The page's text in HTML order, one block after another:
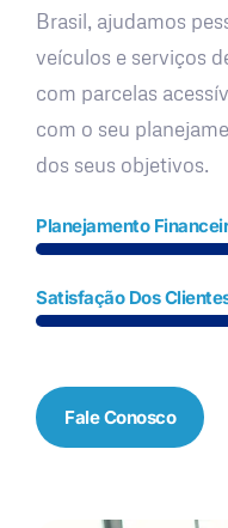
Brasil, ajudamos
veículos e serviços
com parcelas
com o seu
dos seus objetivos.
Planejamento
Satisfação Dos
Fale Conosco